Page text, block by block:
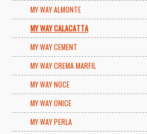
MY WAY ALMONTE
MY WAY CALACATTA
MY WAY CEMENT
MY WAY CREMA MARFIL
MY WAY NOCE
MY WAY ONICE
MY WAY PERLA